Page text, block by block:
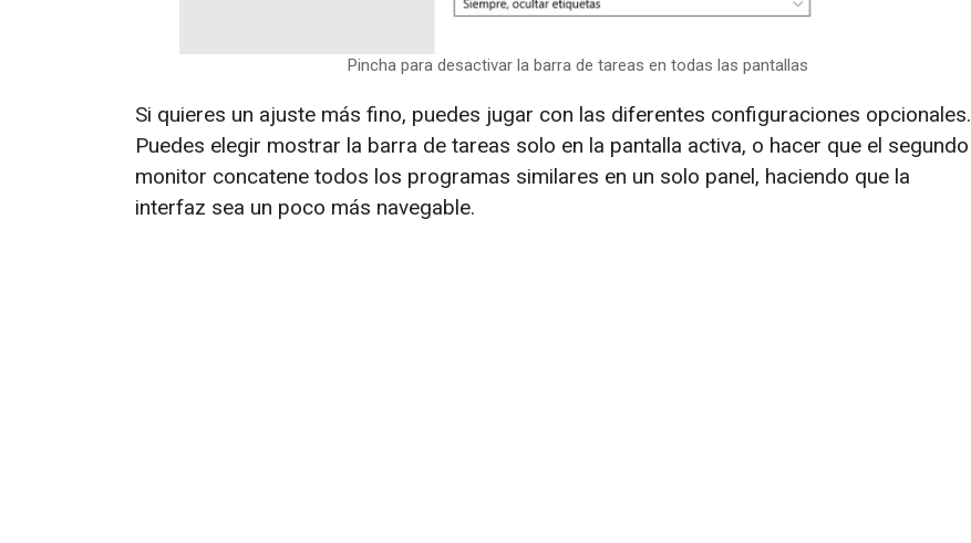
Pincha para desactivar la barra de tareas en todas las pantallas
Si quieres un ajuste más fino, puedes jugar con las diferentes configuraciones opcionales.
Puedes elegir mostrar la barra de tareas solo en la pantalla activa, o hacer que el segundo
monitor concatene todos los programas similares en un solo panel, haciendo que la
interfaz sea un poco más navegable.